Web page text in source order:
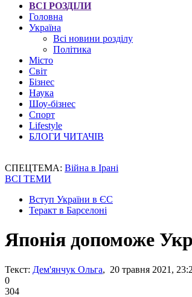
ВСІ РОЗДІЛИ
Головна
Україна
Всі новини розділу
Політика
Місто
Світ
Бізнес
Наука
Шоу-бізнес
Спорт
Lifestyle
БЛОГИ ЧИТАЧІВ
СПЕЦТЕМА: Війна в Ірані
ВСІ ТЕМИ
Вступ України в ЄС
Теракт в Барселоні
Японія допоможе
Текст: Дем'янчук Ольга, 20 травня 2021,
0
304